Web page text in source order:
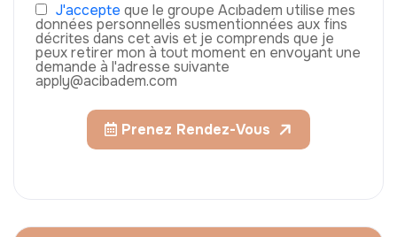
J'accepte que le groupe Acıbadem utilise mes
données personnelles susmentionnées aux fins
décrites dans cet avis et je comprends que je
peux retirer mon à tout moment en envoyant une
demande à l'adresse suivante
apply@acibadem.com
Prenez Rendez-Vous